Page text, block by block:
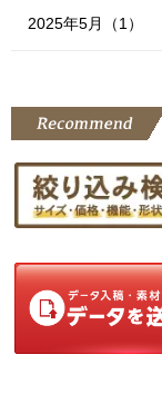
2025年5月（1）